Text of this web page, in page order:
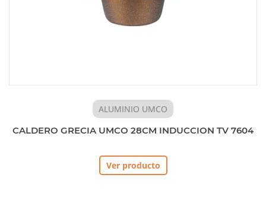
ALUMINIO UMCO
CALDERO GRECIA UMCO 28CM INDUCCION TV 7604
Ver producto